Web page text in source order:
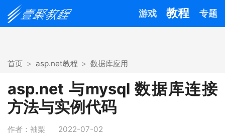
游戏 教程 专题
首页 asp.net教程 数据库应用
asp.net 与mysql 数据库连接
方法与实例代码
作者：袖梨 2022-07-02